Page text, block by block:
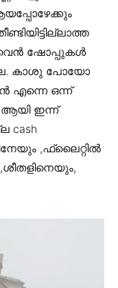
ഷോപ്പുകൾ
കാശു പോയോ
എന്നെ ഒന്ന്
ആയി ഇന്ന്
cash
,ഫ്ലൈറ്റിൽ